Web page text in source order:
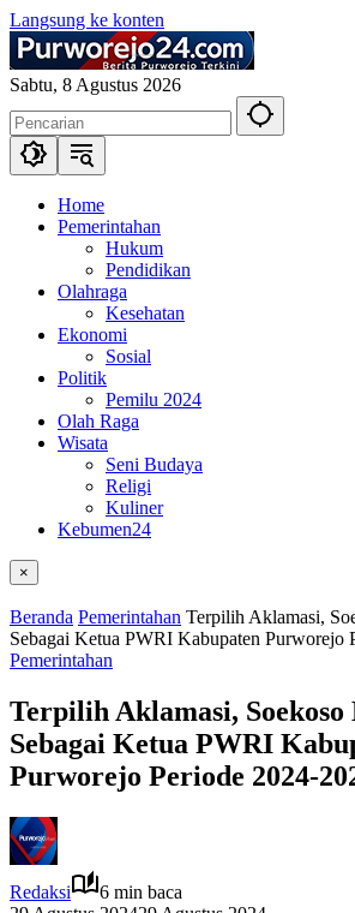
Langsung ke konten
Sabtu, 8 Agustus 2026
Home
Pemerintahan
Hukum
Pendidikan
Olahraga
Kesehatan
Ekonomi
Sosial
Politik
Pemilu 2024
Olah Raga
Wisata
Seni Budaya
Religi
Kuliner
Kebumen24
×
Beranda Pemerintahan Terpilih Aklamasi,
Sebagai Ketua PWRI Kabupaten Purworejo
Pemerintahan
Terpilih Aklamasi,
Sebagai Ketua PWRI
Purworejo Periode 2024-
Redaksi
6 min baca